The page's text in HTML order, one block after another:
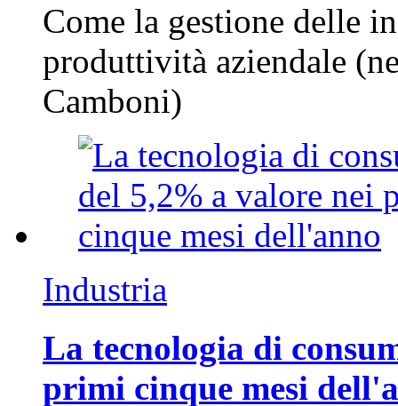
Come la gestione delle
produttività aziendale
Camboni)
Industria
La tecnologia di
primi cinque mesi